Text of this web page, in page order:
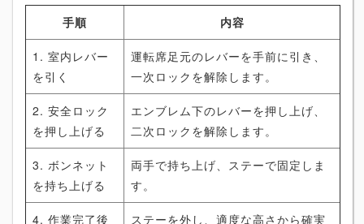
手順 内容
1. 室内レバー
を引く
運転席足元のレバーを手前に引き、
一次ロックを解除します。
2. 安全ロック
を押し上げる
エンブレム下のレバーを押し上げ、
二次ロックを解除します。
3. ボンネット
を持ち上げる
両手で持ち上げ、ステーで固定しま
す。
4. 作業完了後
ステーを外し、適度な高さから確実